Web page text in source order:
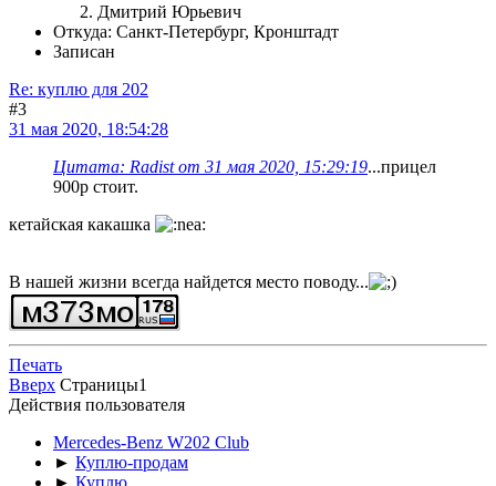
Дмитрий Юрьевич
Откуда: Санкт-Петербург, Кронштадт
Записан
Re: куплю для 202
#3
31 мая 2020, 18:54:28
Цитата: Radist от 31 мая 2020, 15:29:19...прицел
900р стоит.
кетайская какашка
В нашей жизни всегда найдется место поводу...
Печать
Вверх Страницы1
Действия пользователя
Mercedes-Benz W202 Club
► Куплю-продам
► Куплю